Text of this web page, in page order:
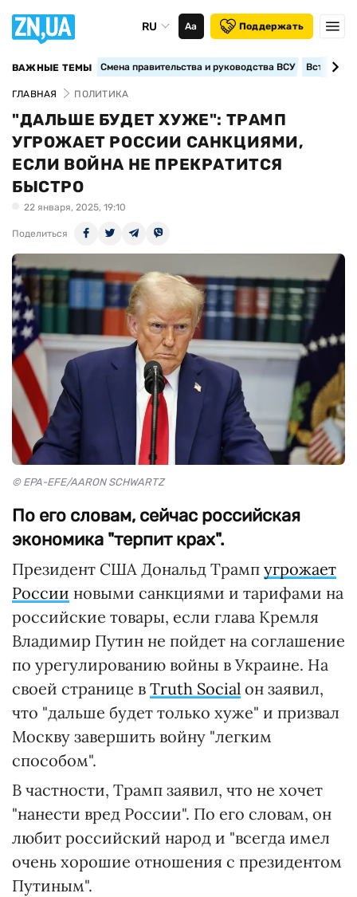
RU Аа Поддержать
ВАЖНЫЕ ТЕМЫ Смена правительства и руководства ВСУ
ГЛАВНАЯ ПОЛИТИКА
"ДАЛЬШЕ БУДЕТ ХУЖЕ": ТРАМП
УГРОЖАЕТ РОССИИ САНКЦИЯМИ,
ЕСЛИ ВОЙНА НЕ ПРЕКРАТИТСЯ
БЫСТРО
22 января, 2025, 19:10
Поделиться
© EPA-EFE/AARON SCHWARTZ
По его словам, сейчас российская
экономика "терпит крах".
Президент США Дональд Трамп угрожает
России новыми санкциями и тарифами на
российские товары, если глава Кремля
Владимир Путин не пойдет на соглашение
по урегулированию войны в Украине. На
своей странице в Truth Social он заявил,
что "дальше будет только хуже" и призвал
Москву завершить войну "легким
способом".
В частности, Трамп заявил, что не хочет
"нанести вред России". По его словам, он
любит российский народ и "всегда имел
очень хорошие отношения с президентом
Путиным".